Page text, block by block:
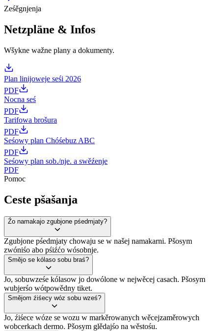
Ześěgnjenja
Netzpläne & Infos
Wšykne wažne plany a dokumenty.
Plan linijoweje seśi 2026
PDF
Nocna seś
PDF
Tarifowa brošura
PDF
Seśowy plan Chóśebuz ABC
PDF
Seśowy plan sob./nje. a swěźenje
PDF
Pomoc
Ceste pšašanja
Źo namakajo zgubjone pśedmjaty?
Zgubjone pśedmjaty chowaju se w našej namakarni. Pšosym
zwóniśo abo pśiźćo wósobnje.
Smějo se kólaso sobu braś?
Jo, sobuwześe kólasow jo dowólone w nejwěcej casach. Pšosym
wubjerśo wótpowědny tiket.
Smějom źiśecy wóz sobu wześ?
Jo, źiśece wóze se wozu w markěrowanych wěcejzaměrowych
wobcerkach dermo. Pšosym glědajśo na wěstośu.